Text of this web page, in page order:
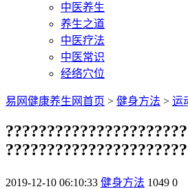
中医养生
养生之道
中医疗法
中医常识
经络穴位
易网健康养生网首页 > 健身方法 > 运
2019-12-10 06:10:33 健身方法 1049 0